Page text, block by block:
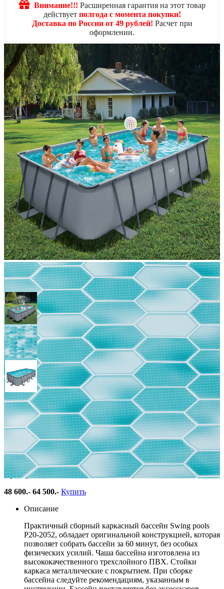
Внимание!!! Расширенная гарантия на этот товар
действует полгода с момента покупки!
Доставка по России от 49 рублей! Расчет при
оформлении.
Бассейн каркасный
549х274х132см Swing pools
Р20-2052
Артикул: Р20-2052
48 600.- 64 500.- Купить
Описание
Практичный сборный каркасный бассейн Swing pools
Р20-2052, обладает оригинальной конструкцией, которая
позволяет собрать бассейн за 60 минут, без особых
физических усилий. Чаша бассейна изготовлена из
высококачественного трехслойного ПВХ. Стойки
каркаса металлические с покрытием. При сборке
бассейна следуйте рекомендациям, указанным в